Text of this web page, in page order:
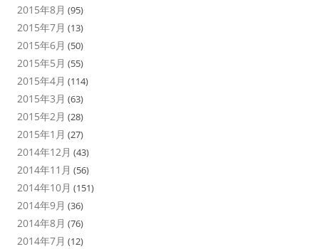
2015年8月 (95)
2015年7月 (13)
2015年6月 (50)
2015年5月 (55)
2015年4月 (114)
2015年3月 (63)
2015年2月 (28)
2015年1月 (27)
2014年12月 (43)
2014年11月 (56)
2014年10月 (151)
2014年9月 (36)
2014年8月 (76)
2014年7月 (12)